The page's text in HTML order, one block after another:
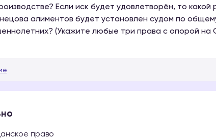
Если иск будет удовлетворён, то
алиментов будет установлен судом по
(Укажите любые три права с опорой на
право